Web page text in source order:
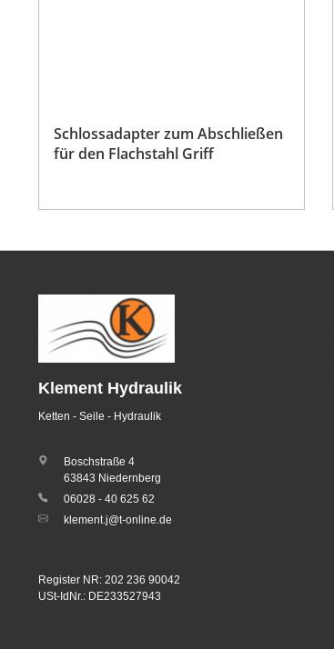
Schlossadapter zum Abschließen
für den Flachstahl Griff
Klement Hydraulik
Ketten - Seile - Hydraulik
Boschstraße 4
63843 Niedernberg
06028 - 40 625 62
klement.j@t-online.de
Register NR: 202 236 90042
USt-IdNr.: DE233527943